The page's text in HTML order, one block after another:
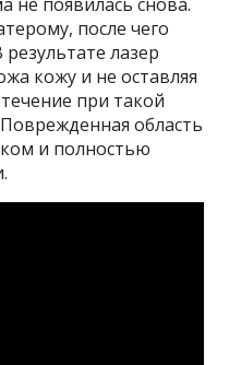
после чего
лазер
кожу и не оставляя
при такой
область
и полностью